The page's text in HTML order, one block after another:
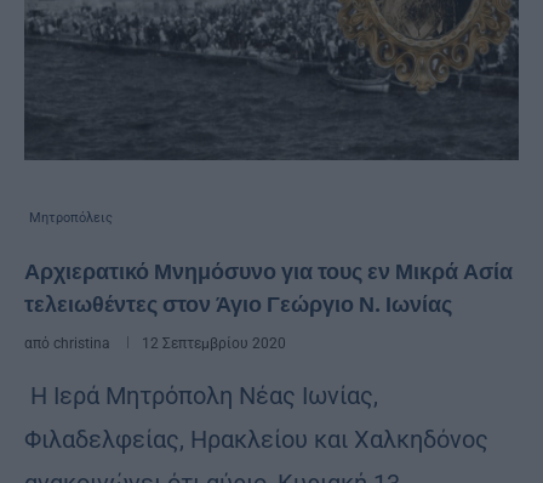
Μητροπόλεις
Αρχιερατικό Μνημόσυνο για τους εν Μικρά Ασία
τελειωθέντες στον Άγιο Γεώργιο Ν. Ιωνίας
από christina 12 Σεπτεμβρίου 2020
Η Ιερά Μητρόπολη Νέας Ιωνίας,
Φιλαδελφείας, Ηρακλείου και Χαλκηδόνος